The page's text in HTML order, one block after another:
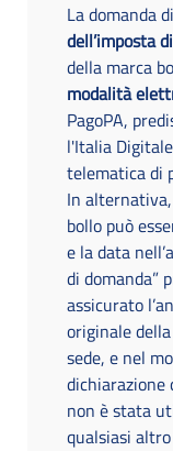
La domanda
dell’imposta
della marca
modalità
PagoPA,
l'Italia
telematica di
In alternativa,
bollo può
e la data
di domanda”
assicurato
originale
sede, e nel
dichiarazione
non è stata
qualsiasi